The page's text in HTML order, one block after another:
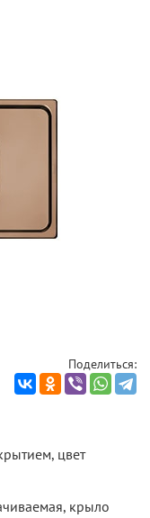
Поделиться:
цвет
крыло